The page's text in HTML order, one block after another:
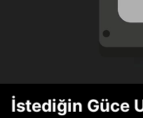
İstediğin Güce